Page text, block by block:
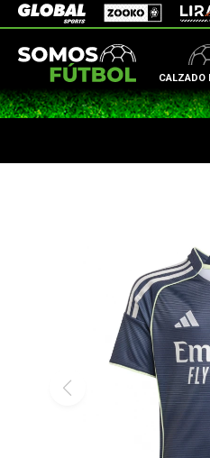
CALZADO
Global Sports Zooko Lira